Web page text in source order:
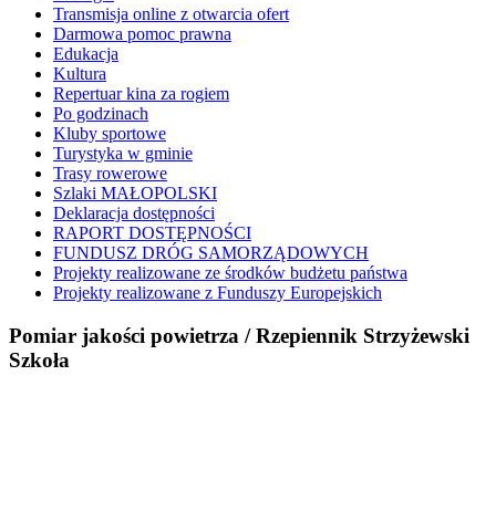
Transmisja online z otwarcia ofert
Darmowa pomoc prawna
Edukacja
Kultura
Repertuar kina za rogiem
Po godzinach
Kluby sportowe
Turystyka w gminie
Trasy rowerowe
Szlaki MAŁOPOLSKI
Deklaracja dostępności
RAPORT DOSTĘPNOŚCI
FUNDUSZ DRÓG SAMORZĄDOWYCH
Projekty realizowane ze środków budżetu państwa
Projekty realizowane z Funduszy Europejskich
Pomiar jakości powietrza / Rzepiennik Strzyżewski
Szkoła